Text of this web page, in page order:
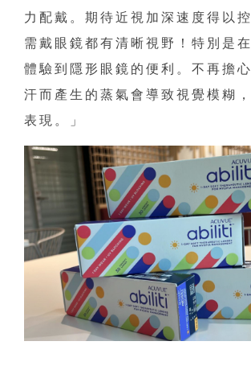
力配戴。期待近視加深速度得以
需戴眼鏡都有清晰視野！特別是
體驗到隱形眼鏡的便利。不再擔
汗而產生的蒸氣會導致視覺模糊
表現。」